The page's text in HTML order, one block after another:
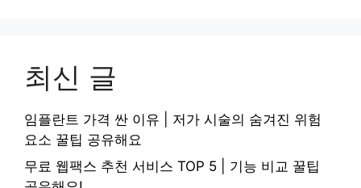
최신 글
임플란트 가격 싼 이유 | 저가 시술의 숨겨진 위험
요소 꿀팁 공유해요
무료 웹팩스 추천 서비스 TOP 5 | 기능 비교 꿀팁